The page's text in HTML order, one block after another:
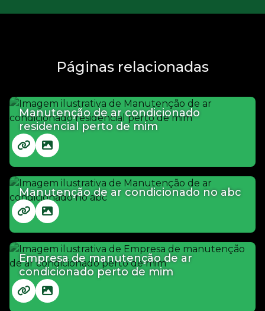
Páginas relacionadas
Manutenção de ar condicionado
residencial perto de mim
Manutenção de ar condicionado no abc
Empresa de manutenção de ar
condicionado perto de mim